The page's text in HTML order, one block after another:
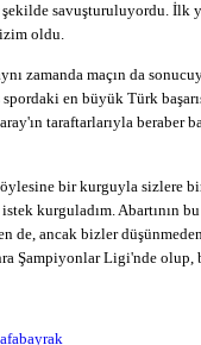
savuşturuluyordu. İlk
oldu.
zamanda maçın da
en büyük Türk
taraftarlarıyla
bir kurguyla sizlere
kurguladım. Abartının
de, ancak bizler
Şampiyonlar Ligi'nde